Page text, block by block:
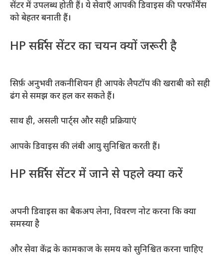
सेंटर में उपलब्ध होती हैं। ये सेवाएँ आपकी डिवाइस की परफॉर्मेंस
को बेहतर बनाती हैं।
HP सर्विस सेंटर का चयन क्यों जरूरी है
सिर्फ़ अनुभवी तकनीशियन ही आपके लैपटॉप की खराबी को सही
ढंग से समझ कर हल कर सकते हैं।
साथ ही, असली पार्ट्स और सही प्रक्रियाएं
आपके डिवाइस की लंबी आयु सुनिश्चित करती हैं।
HP सर्विस सेंटर में जाने से पहले क्या करें
अपनी डिवाइस का बैकअप लेना, विवरण नोट करना कि क्या
समस्या है
और सेवा केंद्र के कामकाज के समय को सुनिश्चित करना चाहिए